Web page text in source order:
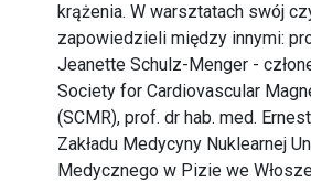
krążenia. W warsztatach swój
zapowiedzieli między innymi:
Jeanette Schulz-Menger -
Society for Cardiovascular
(SCMR), prof. dr hab. med.
Zakładu Medycyny Nuklearnej
Medycznego w Pizie we